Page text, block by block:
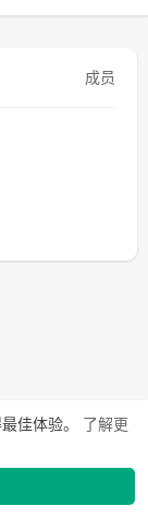
佳体验。 了解更
成员